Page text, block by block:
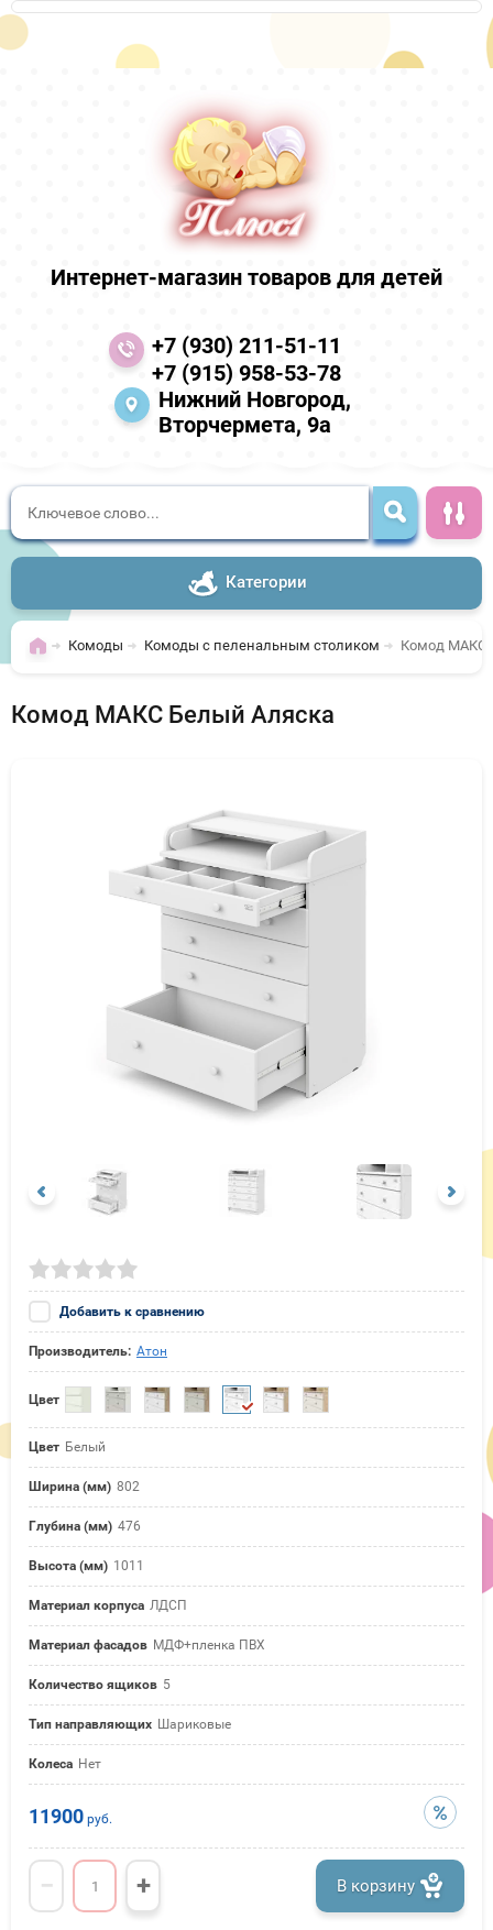
Интернет-магазин товаров для детей
+7 (930) 211-51-11
+7 (915) 958-53-78
Нижний Новгород,
Вторчермета, 9а
Категории
Комоды Комоды с пеленальным столиком Комод МАКС
Комод МАКС Белый Аляска
Добавить к сравнению
Производитель: Атон
Цвет
Цвет Белый
Ширина (мм) 802
Глубина (мм) 476
Высота (мм) 1011
Материал корпуса ЛДСП
Материал фасадов МДФ+пленка ПВХ
Количество ящиков 5
Тип направляющих Шариковые
Колеса Нет
11900 руб.
− + В корзину